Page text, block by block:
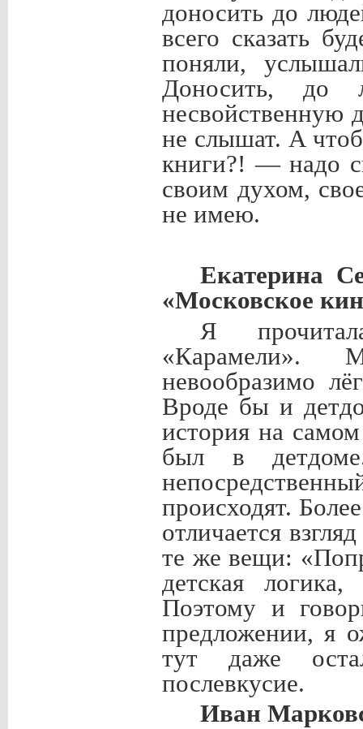
доносить до
всего сказать
поняли,
Доносить, до
не слышат. А
книги?! — надо
своим духом,
не имею.
Екатерина
«Московское
Я
«Карамели».
невообразимо
Вроде бы и
история на
был в
происходят.
отличается
те же вещи:
детская
Поэтому и
предложении, я
тут даже
послевкусие.
Иван